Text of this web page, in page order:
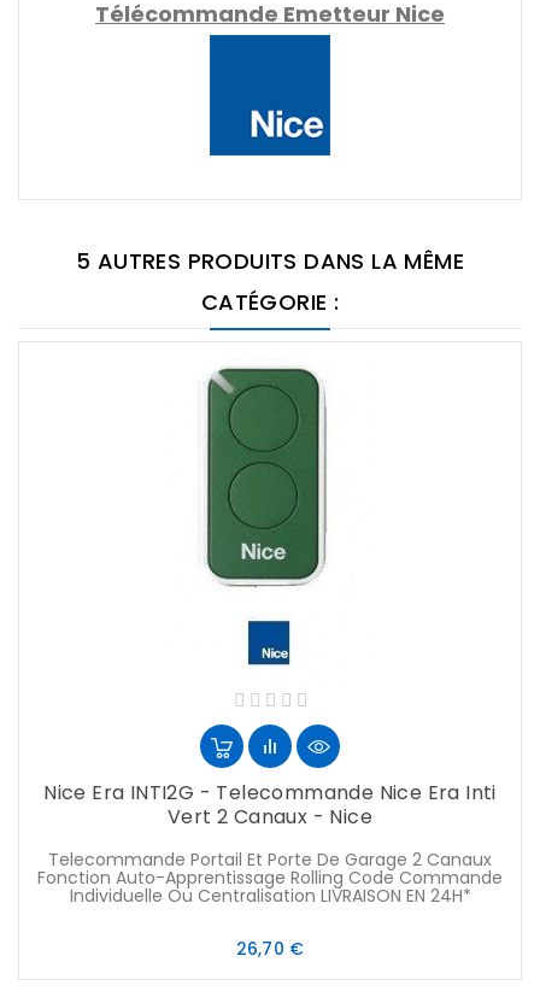
Télécommande Emetteur Nice
5 AUTRES PRODUITS DANS LA MÊME
CATÉGORIE :
Nice Era INTI2G - Telecommande Nice Era Inti
Vert 2 Canaux - Nice
Telecommande Portail Et Porte De Garage 2 Canaux
Fonction Auto-Apprentissage Rolling Code Commande
Individuelle Ou Centralisation LIVRAISON EN 24H*
26,70 €Prix